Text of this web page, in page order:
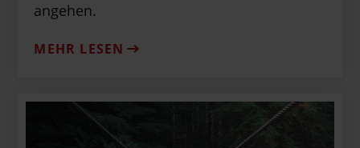
angehen.
MEHR LESEN